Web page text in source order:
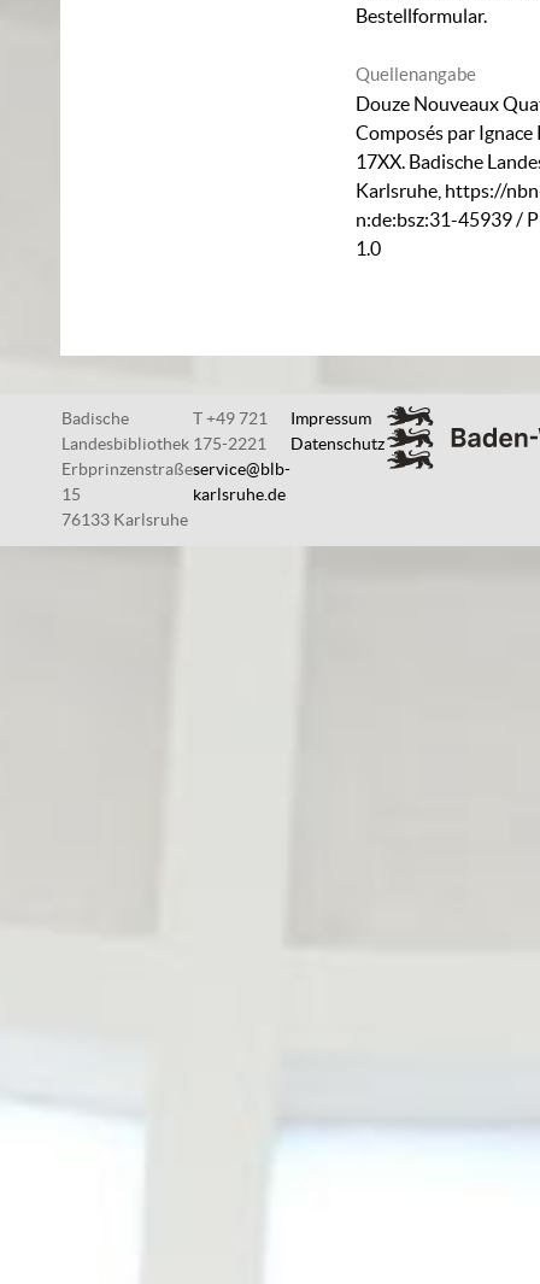
Bestellformular.
Quellenangabe
Douze Nouveaux
Composés par
17XX. Badische
Karlsruhe, https://
n:de:bsz:31-45939/
1.0
Badische
Landesbibliothek
Erbprinzenstraße
15
76133 Karlsruhe
T +49 721
175-2221
service@blb-
karlsruhe.de
Impressum
Datenschutz